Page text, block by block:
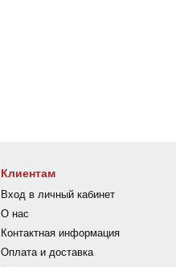
Клиентам
Вход в личный кабинет
О нас
Контактная информация
Оплата и доставка